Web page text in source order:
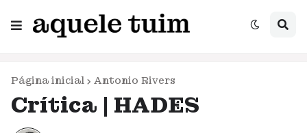
Página inicial Antonio Rivers
Crítica | HADES